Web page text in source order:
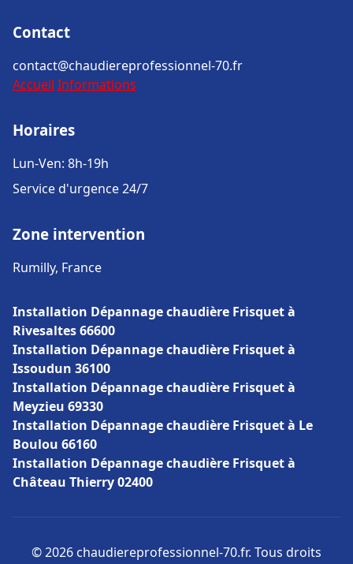
Contact
contact@chaudiereprofessionnel-70.fr
Accueil Informations
Horaires
Lun-Ven: 8h-19h
Service d'urgence 24/7
Zone intervention
Rumilly, France
Installation Dépannage chaudière Frisquet à
Rivesaltes 66600
Installation Dépannage chaudière Frisquet à
Issoudun 36100
Installation Dépannage chaudière Frisquet à
Meyzieu 69330
Installation Dépannage chaudière Frisquet à Le
Boulou 66160
Installation Dépannage chaudière Frisquet à
Château Thierry 02400
© 2026 chaudiereprofessionnel-70.fr. Tous droits